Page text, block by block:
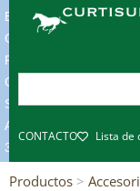
ENVIOS
GRATIS
POR
COMPRAS
SUPERIORES
A
300€*
CONTACTO Lista de
Productos >